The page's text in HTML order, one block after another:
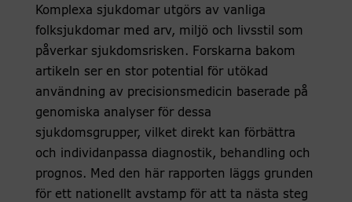
Komplexa sjukdomar utgörs av vanliga
folksjukdomar med arv, miljö och livsstil som
påverkar sjukdomsrisken. Forskarna bakom
artikeln ser en stor potential för utökad
användning av precisionsmedicin baserade på
genomiska analyser för dessa
sjukdomsgrupper, vilket direkt kan förbättra
och individanpassa diagnostik, behandling och
prognos. Med den här rapporten läggs grunden
för ett nationellt avstamp för att ta nästa steg